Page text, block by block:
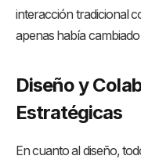
interacción tradicional
apenas había
Diseño y
Estratégicas
En cuanto al diseño,